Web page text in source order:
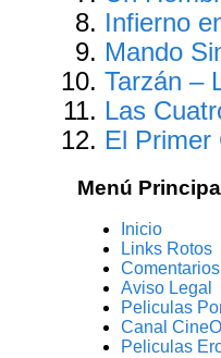
Infierno
Mando
Tarzán –
Las
El Primer
Menú
Inicio
Links Rotos
Comentarios
Aviso Legal
Peliculas
Canal
Peliculas